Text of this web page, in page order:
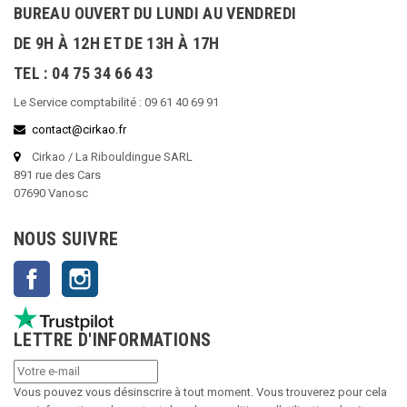
BUREAU OUVERT DU LUNDI AU VENDREDI
DE 9H À 12H ET DE 13H À 17H
TEL : 04 75 34 66 43
Le Service comptabilité : 09 61 40 69 91
contact@cirkao.fr
Cirkao / La Ribouldingue SARL
891 rue des Cars
07690 Vanosc
NOUS SUIVRE
Facebook
LETTRE D'INFORMATIONS
Vous pouvez vous désinscrire à tout moment. Vous trouverez pour cela